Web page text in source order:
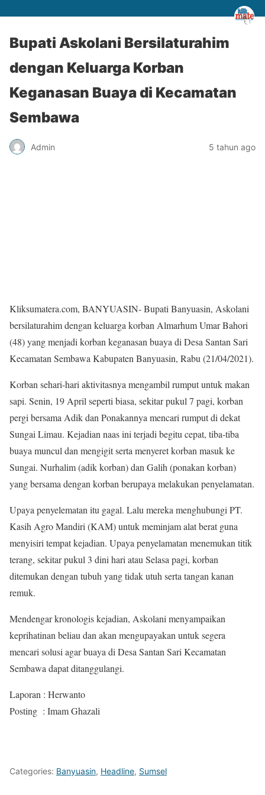
Bupati Askolani Bersilaturahim
dengan Keluarga Korban
Keganasan Buaya di Kecamatan
Sembawa
Admin 5 tahun ago
Kliksumatera.com, BANYUASIN- Bupati Banyuasin, Askolani
bersilaturahim dengan keluarga korban Almarhum Umar Bahori
(48) yang menjadi korban keganasan buaya di Desa Santan Sari
Kecamatan Sembawa Kabupaten Banyuasin, Rabu (21/04/2021).
Korban sehari-hari aktivitasnya mengambil rumput untuk makan
sapi. Senin, 19 April seperti biasa, sekitar pukul 7 pagi, korban
pergi bersama Adik dan Ponakannya mencari rumput di dekat
Sungai Limau. Kejadian naas ini terjadi begitu cepat, tiba-tiba
buaya muncul dan mengigit serta menyeret korban masuk ke
Sungai. Nurhalim (adik korban) dan Galih (ponakan korban)
yang bersama dengan korban berupaya melakukan penyelamatan.
Upaya penyelematan itu gagal. Lalu mereka menghubungi PT.
Kasih Agro Mandiri (KAM) untuk meminjam alat berat guna
menyisiri tempat kejadian. Upaya penyelamatan menemukan titik
terang, sekitar pukul 3 dini hari atau Selasa pagi, korban
ditemukan dengan tubuh yang tidak utuh serta tangan kanan
remuk.
Mendengar kronologis kejadian, Askolani menyampaikan
keprihatinan beliau dan akan mengupayakan untuk segera
mencari solusi agar buaya di Desa Santan Sari Kecamatan
Sembawa dapat ditanggulangi.
Laporan : Herwanto
Posting : Imam Ghazali
Categories: Banyuasin, Headline, Sumsel